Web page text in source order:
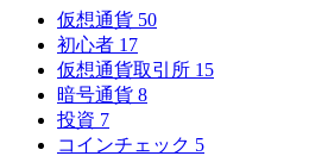
仮想通貨 50
初心者 17
仮想通貨取引所 15
暗号通貨 8
投資 7
コインチェック 5